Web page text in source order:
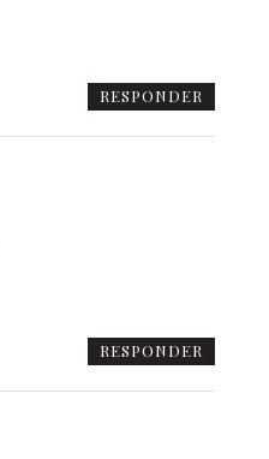
RESPONDER
RESPONDER